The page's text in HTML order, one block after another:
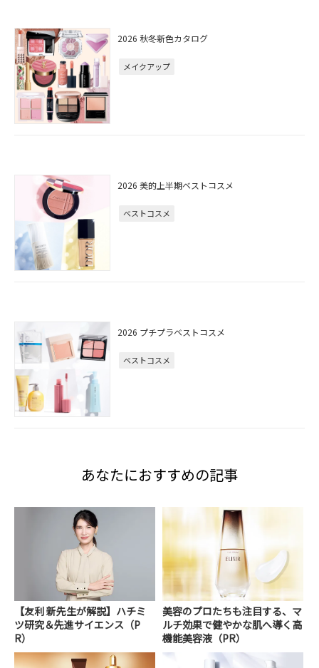
2026 秋冬新色カタログ
メイクアップ
2026 美的上半期ベストコスメ
ベストコスメ
2026 プチプラベストコスメ
ベストコスメ
あなたにおすすめの記事
【友利 新先生が解説】ハチミ
ツ研究＆先進サイエンス（P
R）
美容のプロたちも注目する、マ
ルチ効果で健やかな肌へ導く高
機能美容液（PR）